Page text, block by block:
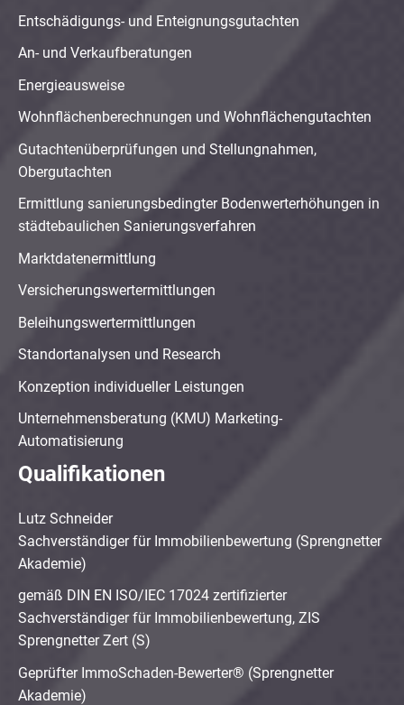
Entschädigungs- und Enteignungsgutachten
An- und Verkaufberatungen
Energieausweise
Wohnflächenberechnungen und Wohnflächengutachten
Gutachtenüberprüfungen und Stellungnahmen,
Obergutachten
Ermittlung sanierungsbedingter Bodenwerterhöhungen in
städtebaulichen Sanierungsverfahren
Marktdatenermittlung
Versicherungswertermittlungen
Beleihungswertermittlungen
Standortanalysen und Research
Konzeption individueller Leistungen
Unternehmensberatung (KMU) Marketing-
Automatisierung
Qualifikationen
Lutz Schneider
Sachverständiger für Immobilienbewertung (Sprengnetter
Akademie)
gemäß DIN EN ISO/IEC 17024 zertifizierter
Sachverständiger für Immobilienbewertung, ZIS
Sprengnetter Zert (S)
Geprüfter ImmoSchaden-Bewerter® (Sprengnetter
Akademie)